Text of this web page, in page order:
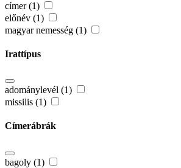
címer (1)
előnév (1)
magyar nemesség (1)
Irattípus
adománylevél (1)
missilis (1)
Címerábrák
bagoly (1)